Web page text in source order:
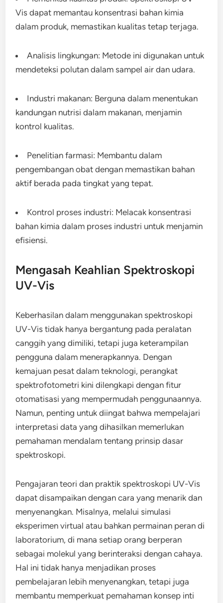
Vis dapat memantau konsentrasi bahan kimia
dalam produk, memastikan kualitas tetap terjaga.
Analisis lingkungan: Metode ini digunakan untuk
mendeteksi polutan dalam sampel air dan udara.
Industri makanan: Berguna dalam menentukan
kandungan nutrisi dalam makanan, menjamin
kontrol kualitas.
Penelitian farmasi: Membantu dalam
pengembangan obat dengan memastikan bahan
aktif berada pada tingkat yang tepat.
Kontrol proses industri: Melacak konsentrasi
bahan kimia dalam proses industri untuk menjamin
efisiensi.
Mengasah Keahlian Spektroskopi
UV-Vis
Keberhasilan dalam menggunakan spektroskopi
UV-Vis tidak hanya bergantung pada peralatan
canggih yang dimiliki, tetapi juga keterampilan
pengguna dalam menerapkannya. Dengan
kemajuan pesat dalam teknologi, perangkat
spektrofotometri kini dilengkapi dengan fitur
otomatisasi yang mempermudah penggunaannya.
Namun, penting untuk diingat bahwa mempelajari
interpretasi data yang dihasilkan memerlukan
pemahaman mendalam tentang prinsip dasar
spektroskopi.
Pengajaran teori dan praktik spektroskopi UV-Vis
dapat disampaikan dengan cara yang menarik dan
menyenangkan. Misalnya, melalui simulasi
eksperimen virtual atau bahkan permainan peran di
laboratorium, di mana setiap orang berperan
sebagai molekul yang berinteraksi dengan cahaya.
Hal ini tidak hanya menjadikan proses
pembelajaran lebih menyenangkan, tetapi juga
membantu memperkuat pemahaman konsep inti